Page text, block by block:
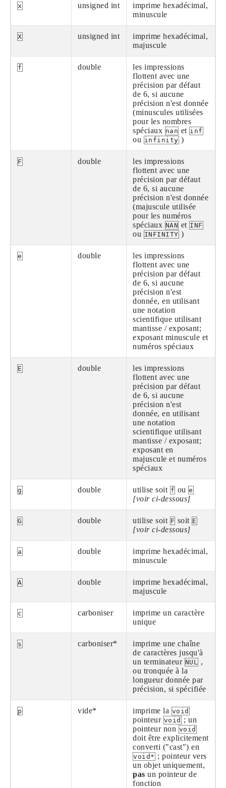
x unsigned int
imprime hexadécimal,
minuscule
X unsigned int
imprime hexadécimal,
majuscule
f double
les impressions
flottent avec une
précision par défaut
de 6, si aucune
précision n'est donnée
(minuscules utilisées
pour les nombres
spéciaux nan et inf
ou infinity )
F double
les impressions
flottent avec une
précision par défaut
de 6, si aucune
précision n'est donnée
(majuscule utilisée
pour les numéros
spéciaux NAN et INF
ou INFINITY )
e double
les impressions
flottent avec une
précision par défaut
de 6, si aucune
précision n'est
donnée, en utilisant
une notation
scientifique utilisant
mantisse / exposant;
exposant minuscule et
numéros spéciaux
E double
les impressions
flottent avec une
précision par défaut
de 6, si aucune
précision n'est
donnée, en utilisant
une notation
scientifique utilisant
mantisse / exposant;
exposant en
majuscule et numéros
spéciaux
g double utilise soit f ou e
[voir ci-dessous]
G double utilise soit F soit E
[voir ci-dessous]
a double
imprime hexadécimal,
minuscule
A double
imprime hexadécimal,
majuscule
c carboniser
imprime un caractère
unique
s carboniser*
imprime une chaîne
de caractères jusqu'à
un terminateur NUL
,
ou tronquée à la
longueur donnée par
précision, si spécifiée
p vide* imprime la void
pointeur void ; un
pointeur non void
doit être explicitement
converti ("cast") en
void* ; pointeur vers
un objet uniquement,
pas un pointeur de
fonction